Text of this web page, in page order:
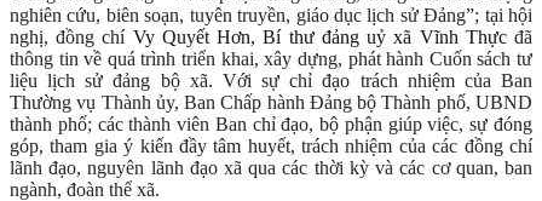
nghiên cứu, biên soạn, tuyên truyền, giáo dục lịch sử Đảng”; tại hội
nghị, đồng chí Vy Quyết Hơn, Bí thư đảng uỷ xã Vĩnh Thựcđã
thông tin về quá trình triển khai, xây dựng, phát hành Cuốn sách tư
liệu lịch sử đảng bộ xã. Với sự chỉ đạo trách nhiệm của Ban
Thường vụ Thành ủy, Ban Chấp hành Đảng bộ Thành phố, UBND
thành phố; các thành viên Ban chỉ đạo, bộ phận giúp việc, sự đóng
góp, tham gia ý kiến đầy tâm huyết, trách nhiệm của các đồng chí
lãnh đạo, nguyên lãnh đạo xã qua các thời kỳ và các cơ quan, ban
ngành, đoàn thể xã.